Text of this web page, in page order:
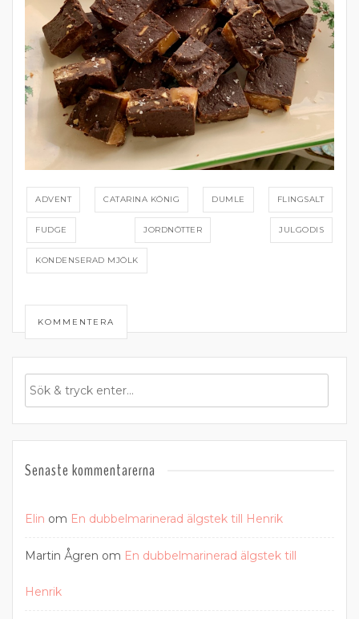
ADVENT CATARINA KÖNIG DUMLE FLINGSALT
FUDGE JORDNÖTTER JULGODIS
KONDENSERAD MJÖLK
KOMMENTERA
Senaste kommentarerna
Elin om En dubbelmarinerad älgstek till Henrik
Martin Ågren om En dubbelmarinerad älgstek till
Henrik